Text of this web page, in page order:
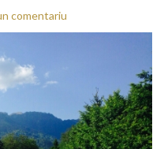
comentariu